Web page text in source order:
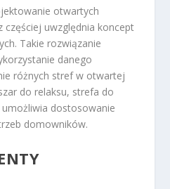
otwartych
częściej uwzględnia koncept
Takie rozwiązanie
danego
różnych stref w otwartej
do relaksu, strefa do
umożliwia dostosowanie
domowników.